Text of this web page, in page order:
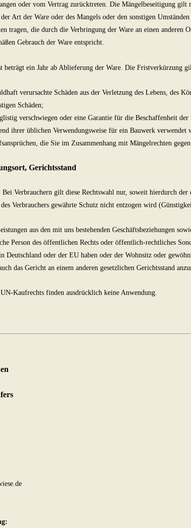
oder vom Vertrag zurücktreten. Die Mängelbeseitigung gilt
Art der Ware oder des Mangels oder den sonstigen
tragen, die durch die Verbringung der Ware an einen anderen
Gebrauch der Ware entspricht.
beträgt ein Jahr ab Ablieferung der Ware. Die Fristverkürzung
verursachte Schäden aus der Verletzung des Lebens, des
Schäden;
verschwiegen oder eine Garantie für die Beschaffenheit der
ihrer üblichen Verwendungsweise für ein Bauwerk
die Sie im Zusammenhang mit Mängelrechten gegen
Gerichtsstand
Verbrauchern gilt diese Rechtswahl nur, soweit hierdurch der
Verbrauchers gewährte Schutz nicht entzogen wird
aus den mit uns bestehenden Geschäftsbeziehungen
Person des öffentlichen Rechts oder öffentlich-rechtliches
Deutschland oder der EU haben oder der Wohnsitz oder
das Gericht an einem anderen gesetzlichen Gerichtsstand
Kaufrechts finden ausdrücklich keine Anwendung.